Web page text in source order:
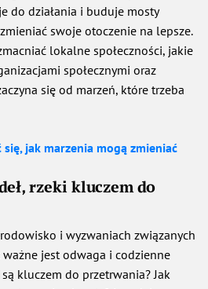
do działania i buduje mosty
swoje otoczenie na lepsze.
lokalne społeczności, jakie
społecznymi oraz
się od marzeń, które trzeba
się, jak marzenia mogą zmieniać
rzeki kluczem do
i wyzwaniach związanych
jest odwaga i codzienne
kluczem do przetrwania? Jak